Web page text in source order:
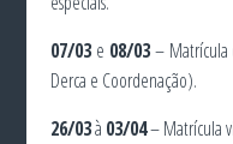
07/03 e 08/03– Matrícula
Derca e Coordenação).
26/03à 03/04– Matrícula